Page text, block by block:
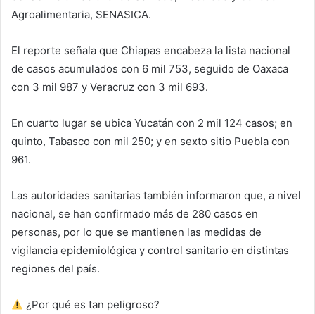
Agroalimentaria, SENASICA.
El reporte señala que Chiapas encabeza la lista nacional
de casos acumulados con 6 mil 753, seguido de Oaxaca
con 3 mil 987 y Veracruz con 3 mil 693.
En cuarto lugar se ubica Yucatán con 2 mil 124 casos; en
quinto, Tabasco con mil 250; y en sexto sitio Puebla con
961.
Las autoridades sanitarias también informaron que, a nivel
nacional, se han confirmado más de 280 casos en
personas, por lo que se mantienen las medidas de
vigilancia epidemiológica y control sanitario en distintas
regiones del país.
¿Por qué es tan peligroso?